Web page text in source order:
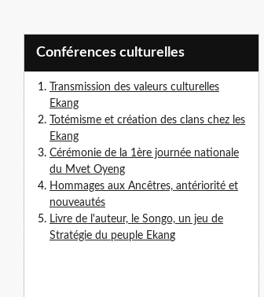
Conférences culturelles
Transmission des valeurs culturelles
Ekang
Totémisme et création des clans chez les
Ekang
Cérémonie de la 1ère journée nationale
du Mvet Oyeng
Hommages aux Ancêtres, antériorité et
nouveautés
Livre de l'auteur, le Songo, un jeu de
Stratégie du peuple Ekang